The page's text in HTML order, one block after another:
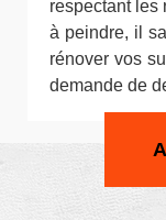
respectant les
à peindre, il
rénover vos
demande de